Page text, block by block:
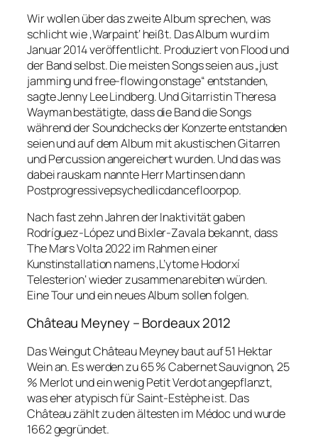
Wir wollen über das zweite Album sprechen, was
schlicht wie ‚Warpaint‘ heißt. Das Album wurd im
Januar 2014 veröffentlicht. Produziert von Flood und
der Band selbst. Die meisten Songs seien aus „just
jamming und free-flowing onstage“ entstanden,
sagte Jenny Lee Lindberg. Und Gitarristin Theresa
Wayman bestätigte, dass die Band die Songs
während der Soundchecks der Konzerte entstanden
seien und auf dem Album mit akustischen Gitarren
und Percussion angereichert wurden. Und das was
dabei rauskam nannte Herr Martinsen dann
Postprogressivepsychedlicdancefloorpop.
Nach fast zehn Jahren der Inaktivität gaben
Rodríguez-López und Bixler-Zavala bekannt, dass
The Mars Volta 2022 im Rahmen einer
Kunstinstallation namens ‚L’ytome Hodorxí
Telesterion‘ wieder zusammenarebiten würden.
Eine Tour und ein neues Album sollen folgen.
Château Meyney – Bordeaux 2012
Das Weingut Château Meyney baut auf 51 Hektar
Wein an. Es werden zu 65 % Cabernet Sauvignon, 25
% Merlot und ein wenig Petit Verdot angepflanzt,
was eher atypisch für Saint-Estèphe ist. Das
Château zählt zu den ältesten im Médoc und wurde
1662 gegründet.